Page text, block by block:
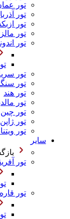
تور
تور
تور
تور
تور
تور
تور
تور هند
تور
تور چین
تور ژاپن
تور
سایر
تور
تور